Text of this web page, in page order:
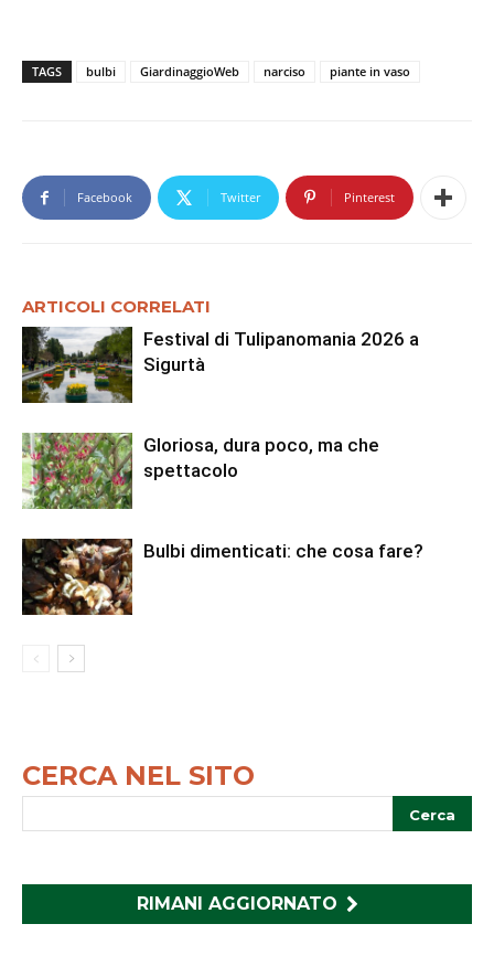
TAGS bulbi GiardinaggioWeb narciso piante in vaso
Facebook Twitter Pinterest
ARTICOLI CORRELATI
Festival di Tulipanomania 2026 a
Sigurtà
Gloriosa, dura poco, ma che
spettacolo
Bulbi dimenticati: che cosa fare?
CERCA NEL SITO
RIMANI AGGIORNATO